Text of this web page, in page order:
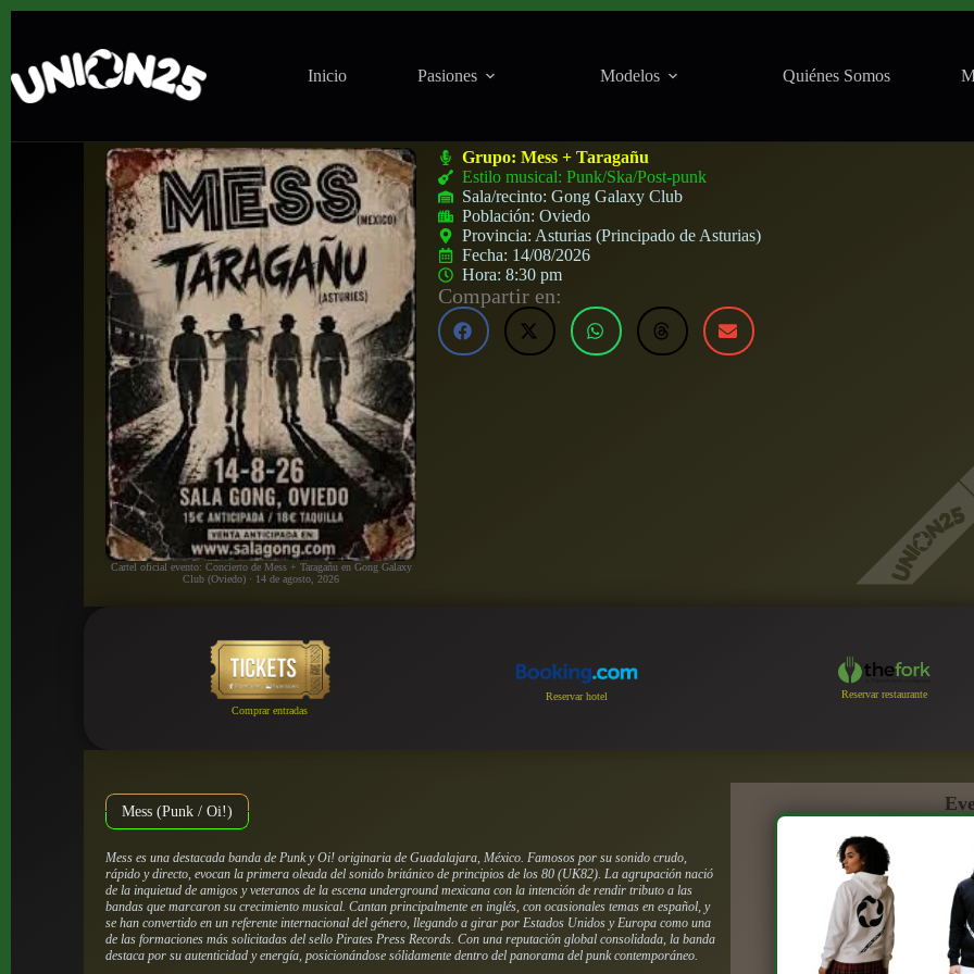
Inicio Pasiones Modelos Quiénes Somos
Cartel oficial evento: Concierto de Mess + Taragañu en Gong Galaxy
Club (Oviedo) · 14 de agosto, 2026
Grupo:Mess + Taragañu
Estilo musical: Punk/Ska/Post-punk
Sala/recinto:Gong Galaxy Club
Población:Oviedo
Provincia: Asturias (Principado de Asturias)
Fecha: 14/08/2026
Hora:8:30 pm
Compartir en:
Comprar entradas
Reservar hotel Reservar restaurante
Mess (Punk / Oi!)
Mess es una destacada banda de Punk y Oi! originaria de Guadalajara, México. Famosos por su sonido crudo,
rápido y directo, evocan la primera oleada del sonido británico de principios de los 80 (UK82). La agrupación nació
de la inquietud de amigos y veteranos de la escena underground mexicana con la intención de rendir tributo a las
bandas que marcaron su crecimiento musical. Cantan principalmente en inglés, con ocasionales temas en español, y
se han convertido en un referente internacional del género, llegando a girar por Estados Unidos y Europa como una
de las formaciones más solicitadas del sello Pirates Press Records. Con una reputación global consolidada, la banda
destaca por su autenticidad y energía, posicionándose sólidamente dentro del panorama del punk contemporáneo.